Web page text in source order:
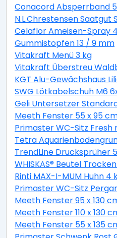
Conacord Absperrband
N.L.Chrestensen Saatgut
Celaflor Ameisen-Spray
Gummistopfen 13 / 9 mm
Vitakraft Menü 3 kg
Vitakraft Überstreu
KGT Alu-Gewächshaus
SWG Lötkabelschuh M6
Geli Untersetzer
Meeth Fenster 55 x 95
Primaster WC-Sitz
Tetra
TrendLine Drucksprüher
WHISKAS® Beutel
Rinti MAX-I-MUM Huhn 4
Primaster WC-Sitz
Meeth Fenster 95 x 130
Meeth Fenster 110 x 130
Meeth Fenster 55 x 135